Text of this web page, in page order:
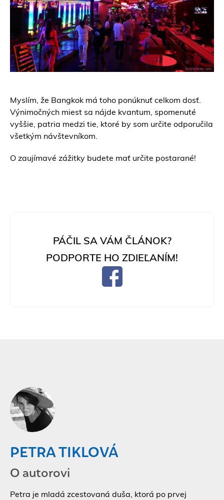
Myslím, že Bangkok má toho ponúknuť celkom dosť.
Výnimočných miest sa nájde kvantum, spomenuté
vyššie, patria medzi tie, ktoré by som určite odporučila
všetkým návštevníkom.
O zaujímavé zážitky budete mať určite postarané!
PÁČIL SA VÁM ČLÁNOK?
PODPORTE HO ZDIEĽANÍM!
PETRA TIKLOVÁ
O autorovi
Petra je mladá zcestovaná duša, ktorá po prvej